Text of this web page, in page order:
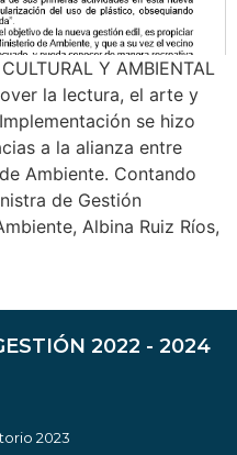
Y AMBIENTAL
la lectura, el arte y
se hizo
a la alianza entre
Ambiente. Contando
de Gestión
Albina Ruiz Ríos,
2022 - 2024
2023